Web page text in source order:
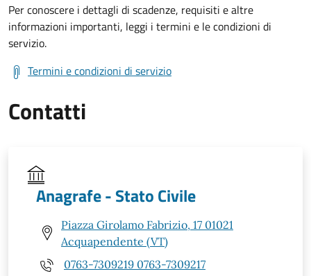
Per conoscere i dettagli di scadenze, requisiti e altre
informazioni importanti, leggi i termini e le condizioni di
servizio.
Termini e condizioni di servizio
Contatti
Anagrafe - Stato Civile
Piazza Girolamo Fabrizio, 17 01021
Acquapendente (VT)
0763-7309219 0763-7309217